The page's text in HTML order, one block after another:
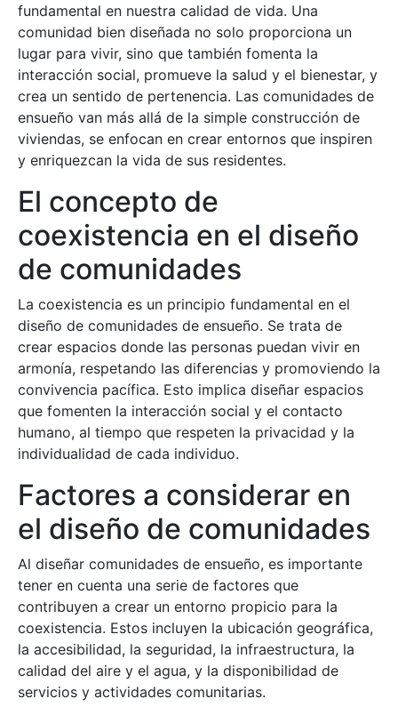
fundamental en nuestra calidad de vida. Una
comunidad bien diseñada no solo proporciona un
lugar para vivir, sino que también fomenta la
interacción social, promueve la salud y el bienestar, y
crea un sentido de pertenencia. Las comunidades de
ensueño van más allá de la simple construcción de
viviendas, se enfocan en crear entornos que inspiren
y enriquezcan la vida de sus residentes.
El concepto de
coexistencia en el diseño
de comunidades
La coexistencia es un principio fundamental en el
diseño de comunidades de ensueño. Se trata de
crear espacios donde las personas puedan vivir en
armonía, respetando las diferencias y promoviendo la
convivencia pacífica. Esto implica diseñar espacios
que fomenten la interacción social y el contacto
humano, al tiempo que respeten la privacidad y la
individualidad de cada individuo.
Factores a considerar en
el diseño de comunidades
Al diseñar comunidades de ensueño, es importante
tener en cuenta una serie de factores que
contribuyen a crear un entorno propicio para la
coexistencia. Estos incluyen la ubicación geográfica,
la accesibilidad, la seguridad, la infraestructura, la
calidad del aire y el agua, y la disponibilidad de
servicios y actividades comunitarias.